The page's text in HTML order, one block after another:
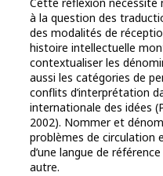
à la question des
des modalités de
histoire intellectuelle
contextualiser les
aussi les catégories de
conflits d’interprétation
internationale des idées
2002). Nommer et
problèmes de circulation
d’une langue de
autre.